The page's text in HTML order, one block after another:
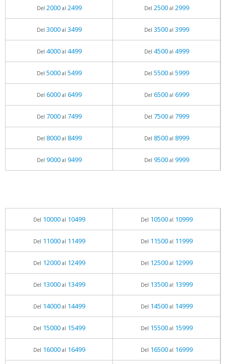
Del 2000al 2499 Del 2500al 2999
Del 3000al 3499 Del 3500al 3999
Del 4000al 4499 Del 4500al 4999
Del 5000al 5499 Del 5500al 5999
Del 6000al 6499 Del 6500al 6999
Del 7000al 7499 Del 7500al 7999
Del 8000al 8499 Del 8500al 8999
Del 9000al 9499 Del 9500al 9999
Del 10000al 10499 Del 10500al 10999
Del 11000al 11499 Del 11500al 11999
Del 12000al 12499 Del 12500al 12999
Del 13000al 13499 Del 13500al 13999
Del 14000al 14499 Del 14500al 14999
Del 15000al 15499 Del 15500al 15999
Del 16000al 16499 Del 16500al 16999